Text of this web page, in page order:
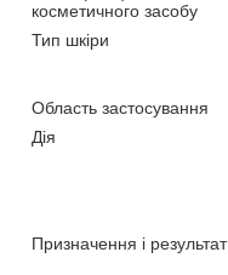
косметичного засобу
Тип шкіри
Область застосування
Дія
Призначення і результат